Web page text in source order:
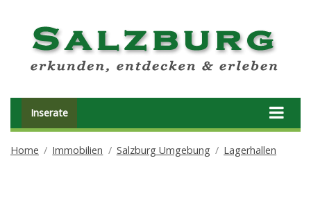
Inserate
Home Immobilien Salzburg Umgebung Lagerhallen